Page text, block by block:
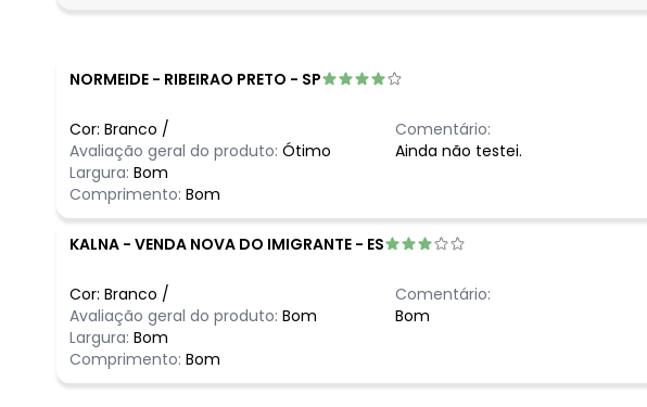
fevereiro/2026
NORMEIDE - RIBEIRAO PRETO - SP
Cor: Branco /
Avaliação geral do produto: Ótimo
Largura: Bom
Comprimento: Bom
Comentário:
Ainda não testei.
KALNA - VENDA NOVA DO IMIGRANTE - ES
Cor: Branco /
Avaliação geral do produto: Bom
Largura: Bom
Comprimento: Bom
Comentário:
Bom